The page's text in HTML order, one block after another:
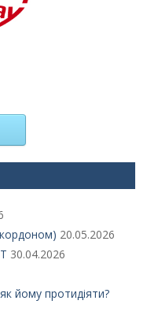
20.05.2026
30.04.2026
йому протидіяти?